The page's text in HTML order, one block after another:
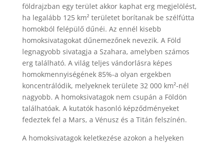
földrajzban egy terület akkor kaphat erg megjelölést,
ha legalább 125 km² területet borítanak be szélfútta
homokból felépülő dűnéi. Az ennél kisebb
homoksivatagokat dűnemezőnek nevezik. A Föld
legnagyobb sivatagja a Szahara, amelyben számos
erg található. A világ teljes vándorlásra képes
homokmennyiségének 85%-a olyan ergekben
koncentrálódik, melyeknek területe 32 000 km²-nél
nagyobb. A homoksivatagok nem csupán a Földön
találhatóak. A kutatók hasonló képződményeket
fedeztek fel a Mars, a Vénusz és a Titán felszínén.
A homoksivatagok keletkezése azokon a helyeken